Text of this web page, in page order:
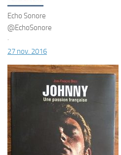
Echo Sonore
@EchoSonore
·
27 nov. 2016